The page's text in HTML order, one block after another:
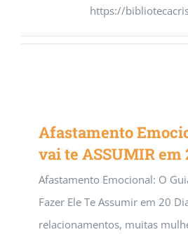
https://
Afastamento
vai te ASSUMIR em
Afastamento Emocional: O
Fazer Ele Te Assumir em 20
relacionamentos, muitas